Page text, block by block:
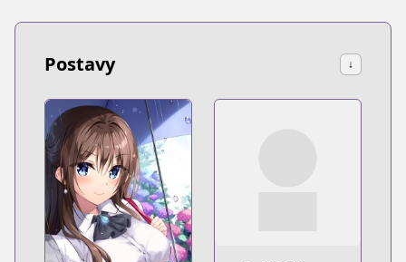
Postavy ↓